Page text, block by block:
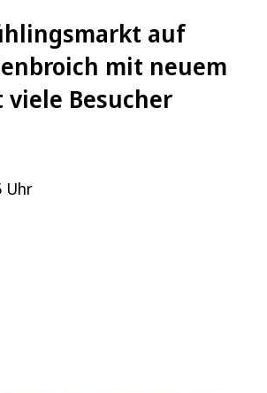
auf
mit neuem
Besucher
Uhr